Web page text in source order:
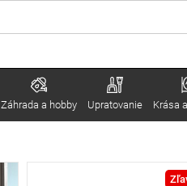
Záhrada a hobby Upratovanie Krása